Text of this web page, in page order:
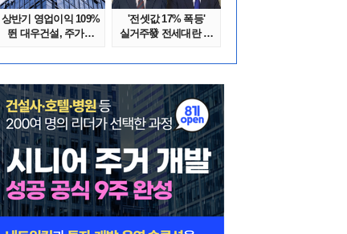
상반기 영업이익 109%
뛴 대우건설, 주가는
'전셋값 17% 폭등'
실거주發 전세대란 또